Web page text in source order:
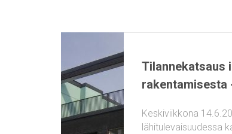
Tilannekatsaus
rakentamisesta
Keskiviikkona
lähitulevaisuudessa